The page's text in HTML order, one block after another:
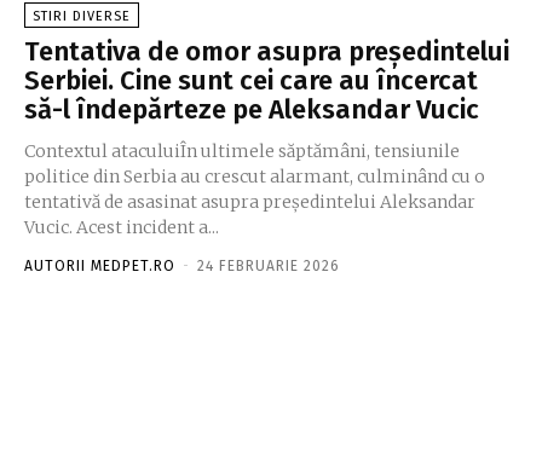
STIRI DIVERSE
Tentativa de omor asupra președintelui
Serbiei. Cine sunt cei care au încercat
să-l îndepărteze pe Aleksandar Vucic
Contextul ataculuiÎn ultimele săptămâni, tensiunile
politice din Serbia au crescut alarmant, culminând cu o
tentativă de asasinat asupra președintelui Aleksandar
Vucic. Acest incident a...
AUTORII MEDPET.RO - 24 FEBRUARIE 2026